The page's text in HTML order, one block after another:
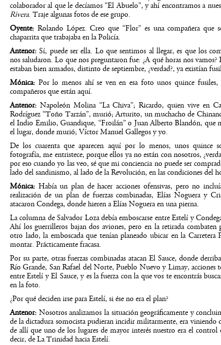
colaborador al que le decíamos “El Abuelo”, y ahí encontramos a
Rivera. Traje algunas fotos de ese grupo.
Oyente: Rolando López. Creo que “Flor” es una compañera que
chaparrita que trabajaba en la Policía.
Antenor: Sí, puede ser ella. Lo que sentimos al llegar, es que los
nos saludaron. Lo que nos preguntaron fue: ¿A qué horas nos
estaban bien armados, distinto de septiembre, ¿verdad?, ya existían
Mónica: Por lo menos ahí se ven en esa foto unos quince
compañeros que están aquí.
Antenor: Napoleón Molina “La Chiva”; Ricardo, quien vive en
Rodríguez “Toño Tarzán”, murió; Arturito, un muchacho de
el Indio Emilio, Guandique, “Froilán” o Juan Alberto Blandón, que
el lugar, donde murió; Víctor Manuel Gallegos y yo.
De los cuarenta que aparecen aquí por lo menos, unos quince
fotografía, me entristece, porque ellos ya no están con nosotros,
por eso cuando yo las veo, sé que mi conciencia no puede ser
lado del sandinismo, al lado de la Revolución, en las condiciones del
Mónica: Había un plan de hacer acciones ofensivas, pero no
realización de un plan de fuerzas combinadas, Elías Noguera y
atacaron Condega, donde hieren a Elías Noguera en una pierna.
La columna de Salvador Loza debía emboscarse entre Estelí y
Ahí los guerrilleros bajan dos aviones, pero en la retirada
otro lado, la emboscada que tenían planeado ubicar en la Carretera
montar. Prácticamente fracasa.
Por su parte, otras fuerzas combinadas atacan El Sauce, donde
Río Grande, San Rafael del Norte, Pueblo Nuevo y Limay, acciones
entre Estelí y El Sauce, y es la fuerza con la que vos te encontrás
en la foto.
¿Por qué deciden irse para Estelí, si ése no era el plan?
Antenor: Nosotros analizamos la situación geográficamente y
de la dictadura somocista pudieran incidir militarmente, era viniendo
de allí que uno de los lugares de mayor interés nuestro era el control
decir, de La Trinidad hacia Estelí.